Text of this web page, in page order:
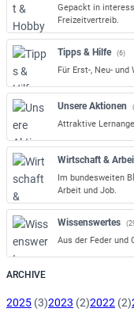
Gepackt in
Freizeitvertreib.
Tipps & Hilfe (6)
Für Erst-, Neu-
Unsere Aktionen
Attraktive
Wirtschaft &
Im bundesweiten
Arbeit und Job.
Wissenswertes
Aus der Feder und
ARCHIVE
2025 (3)2023 (2)2022 (2)